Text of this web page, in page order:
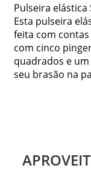
Pulseira elástica
Esta pulseira
feita com
com cinco
quadrados e
seu brasão na